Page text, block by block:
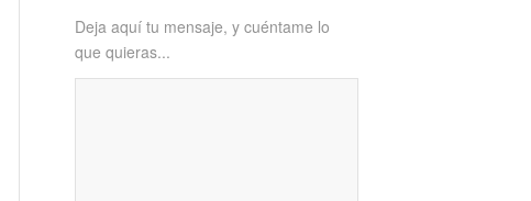
Deja aquí tu mensaje, y cuéntame lo
que quieras...